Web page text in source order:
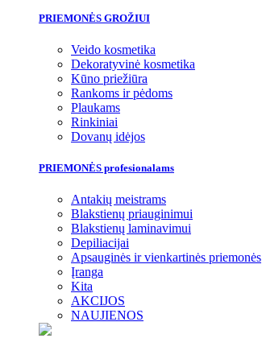
PRIEMONĖS GROŽIUI
Veido kosmetika
Dekoratyvinė kosmetika
Kūno priežiūra
Rankoms ir pėdoms
Plaukams
Rinkiniai
Dovanų idėjos
PRIEMONĖS profesionalams
Antakių meistrams
Blakstienų priauginimui
Blakstienų laminavimui
Depiliacijai
Apsauginės ir vienkartinės priemonės
Įranga
Kita
AKCIJOS
NAUJIENOS